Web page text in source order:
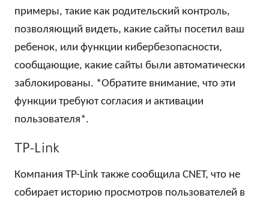
примеры, такие как родительский контроль,
позволяющий видеть, какие сайты посетил ваш
ребенок, или функции кибербезопасности,
сообщающие, какие сайты были автоматически
заблокированы. *Обратите внимание, что эти
функции требуют согласия и активации
пользователя*.
TP-Link
Компания TP-Link также сообщила CNET, что не
собирает историю просмотров пользователей в